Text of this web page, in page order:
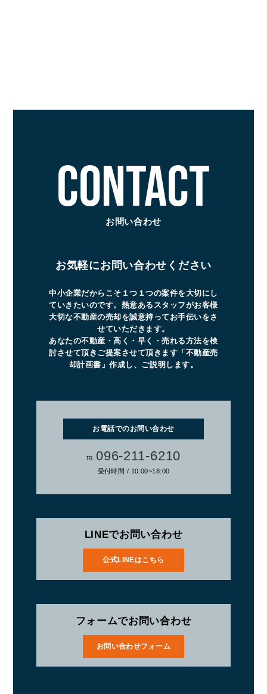
CONTACT
お問い合わせ
お気軽にお問い合わせください
中小企業だからこそ１つ１つの案件を大切にし
ていきたいのです。熱意あるスタッフがお客様
大切な不動産の売却を誠意持ってお手伝いをさ
せていただきます。
あなたの不動産・高く・早く・売れる方法を検
討させて頂きご提案させて頂きます「不動産売
却計画書」作成し、ご説明します。
お電話でのお問い合わせ
TEL 096-211-6210
受付時間 / 10:00~18:00
LINEでお問い合わせ
公式LINEはこちら
フォームでお問い合わせ
お問い合わせフォーム